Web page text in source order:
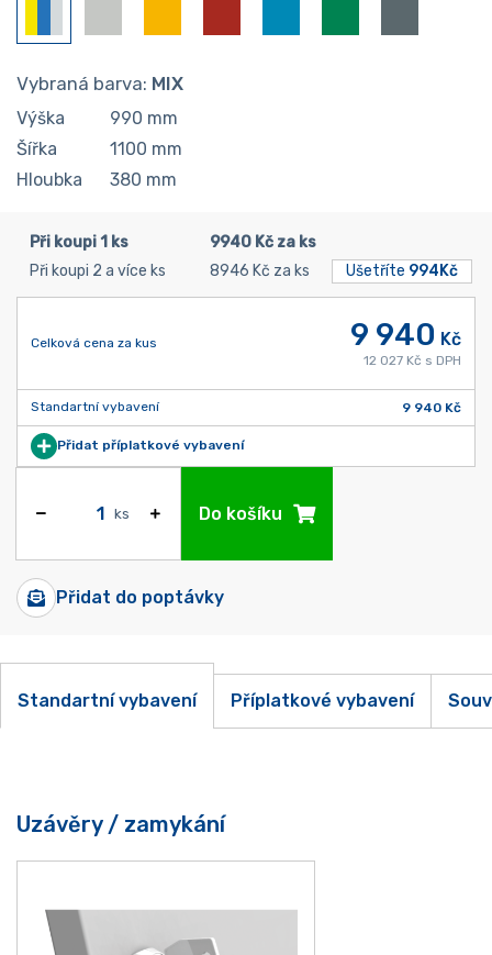
Vybraná barva: MIX
Výška 990 mm
Šířka
1100 mm
Hloubka
380 mm
Při koupi 1 ks
9940 Kč za ks
Při koupi 2 a více ks
8946 Kč za ks Ušetříte 994Kč
Celková cena za kus 9 940 Kč
12 027 Kč s DPH
Standartní vybavení 9 940 Kč
Přidat příplatkové vybavení
ks Do košíku
Přidat do poptávky
Standartní vybavení Příplatkové vybavení
Uzávěry / zamykání